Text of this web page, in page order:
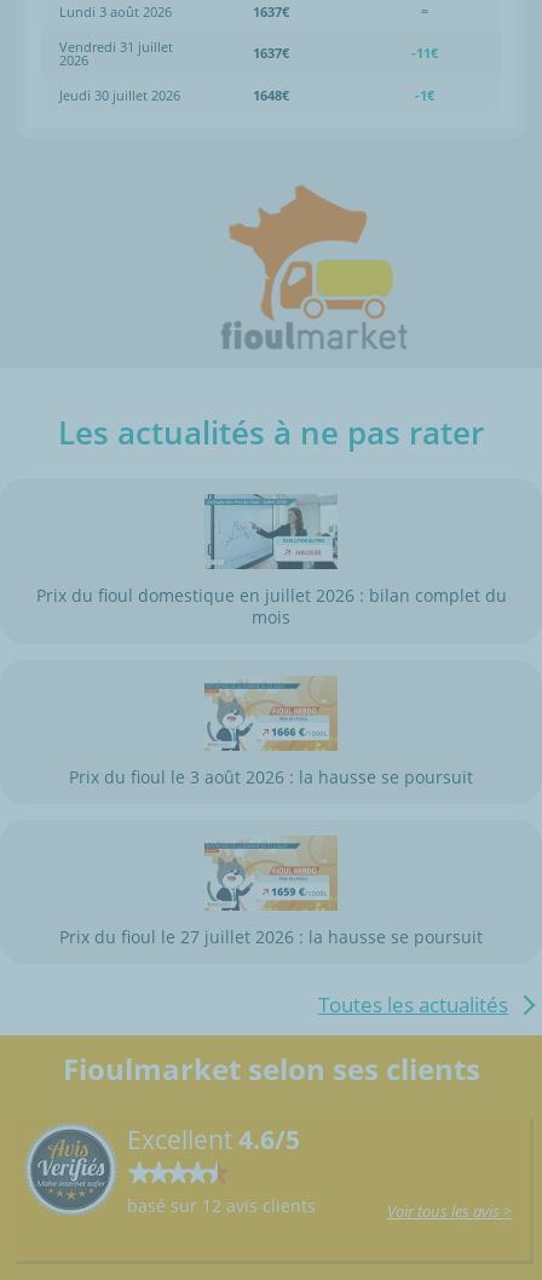
Lundi 3 août 2026
1637€
=
Vendredi 31 juillet
2026 1637€ -11€
Jeudi 30 juillet 2026 1648€ -1€
Les actualités à ne pas rater
Prix du fioul domestique en juillet 2026 : bilan complet du
mois
Prix du fioul le 3 août 2026 : la hausse se poursuit
Prix du fioul le 27 juillet 2026 : la hausse se poursuit
Toutes les actualités
Fioulmarket selon ses clients
Excellent4.6/5
basé sur 12 avis clients Voir tous les avis >